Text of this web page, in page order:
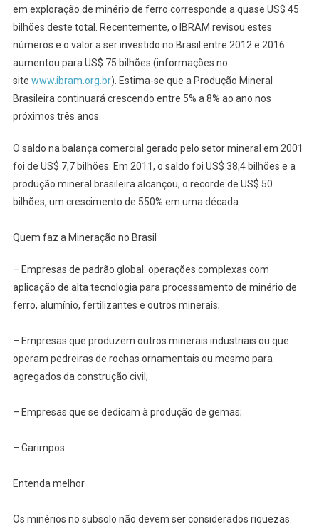
em exploração de minério de ferro corresponde a quase US$ 45
bilhões deste total. Recentemente, o IBRAM revisou estes
números e o valor a ser investido no Brasil entre 2012 e 2016
aumentou para US$ 75 bilhões (informações no
site www.ibram.org.br). Estima-se que a Produção Mineral
Brasileira continuará crescendo entre 5% a 8% ao ano nos
próximos três anos.
O saldo na balança comercial gerado pelo setor mineral em 2001
foi de US$ 7,7 bilhões. Em 2011, o saldo foi US$ 38,4 bilhões e a
produção mineral brasileira alcançou, o recorde de US$ 50
bilhões, um crescimento de 550% em uma década.
Quem faz a Mineração no Brasil
– Empresas de padrão global: operações complexas com
aplicação de alta tecnologia para processamento de minério de
ferro, alumínio, fertilizantes e outros minerais;
– Empresas que produzem outros minerais industriais ou que
operam pedreiras de rochas ornamentais ou mesmo para
agregados da construção civil;
– Empresas que se dedicam à produção de gemas;
– Garimpos.
Entenda melhor
Os minérios no subsolo não devem ser considerados riquezas.